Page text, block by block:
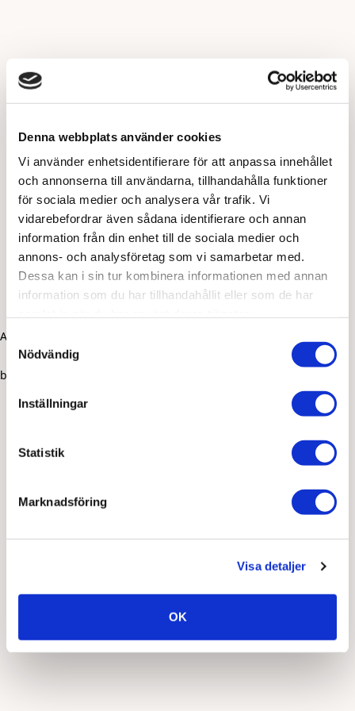
Denna webbplats använder cookies
Vi använder enhetsidentifierare för att anpassa innehållet
och annonserna till användarna, tillhandahålla funktioner
för sociala medier och analysera vår trafik. Vi
vidarebefordrar även sådana identifierare och annan
information från din enhet till de sociala medier och
annons- och analysföretag som vi samarbetar med.
Dessa kan i sin tur kombinera informationen med annan
information som du har tillhandahållit eller som de har
Samtyckesval
Nödvändig
Inställningar
Statistik
Marknadsföring
Visa detaljer
OK
Application error: a client-side exception has occurred (see the
browser console for more information)